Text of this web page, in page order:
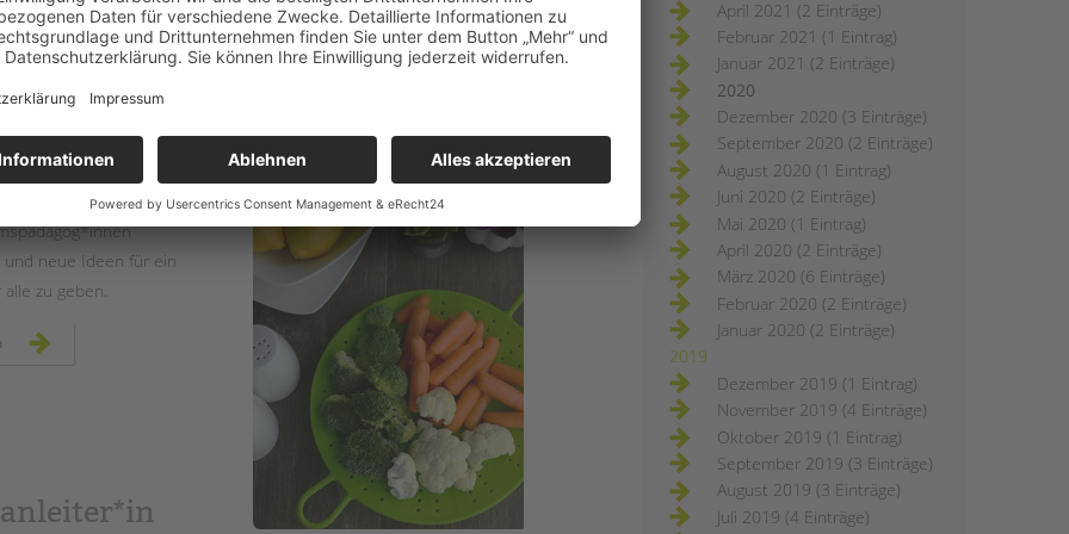
spannend sind
Einzelfallhelfer*innen
mit Klemmbrett,
und Stift machten sich
auf, um
und neue Ideen für ein
zu geben.
ambulante
hilfen:
Schule am Schloss
ERSTELLT
09.08.2019
THEMA
Schulsozialarbeit
April 2021 (2 Einträge)
Februar 2021 (1 Eintrag)
Januar 2021 (2 Einträge)
2020
Dezember 2020 (3 Einträge)
September 2020 (2 Einträge)
August 2020 (1 Eintrag)
Juni 2020 (2 Einträge)
Mai 2020 (1 Eintrag)
April 2020 (2 Einträge)
März 2020 (6 Einträge)
Februar 2020 (2 Einträge)
Januar 2020 (2 Einträge)
2019
Dezember 2019 (1 Eintrag)
November 2019 (4 Einträge)
Oktober 2019 (1 Eintrag)
September 2019 (3 Einträge)
August 2019 (3 Einträge)
Juli 2019 (4 Einträge)